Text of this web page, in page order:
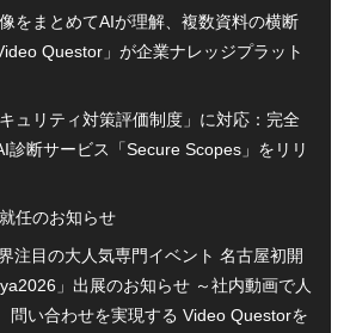
をまとめてAIが理解、複数資料の横断
Questor」が企業ナレッジプラット
ュリティ対策評価制度」に対応：完全
診断サービス「Secure Scopes」をリリ
任のお知らせ
注目の大人気専門イベント 名古屋初開
」出展のお知らせ ～社内動画で人
問い合わせを実現する Video Questorを